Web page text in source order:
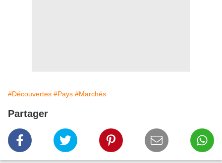
#Découvertes #Pays #Marchés
Partager